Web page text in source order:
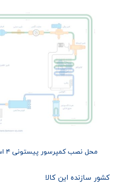
محل نصب کمپرسور پیستونی ۴ اسب بخار بیتزر مدل 2CES-4
کشور سازنده این کالا